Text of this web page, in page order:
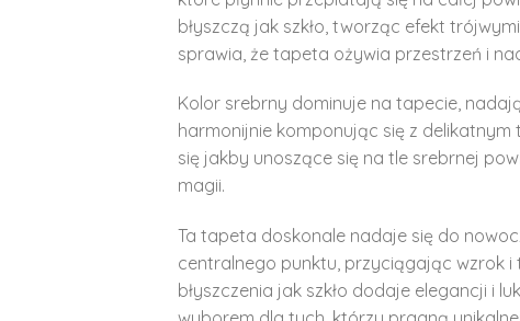
błyszczą jak szkło, tworząc efekt
sprawia, że tapeta ożywia przestrzeń i
Kolor srebrny dominuje na tapecie,
harmonijnie komponując się z
się jakby unoszące się na tle srebrnej
magii.
Ta tapeta doskonale nadaje się do
centralnego punktu, przyciągając wzrok
błyszczenia jak szkło dodaje elegancji i